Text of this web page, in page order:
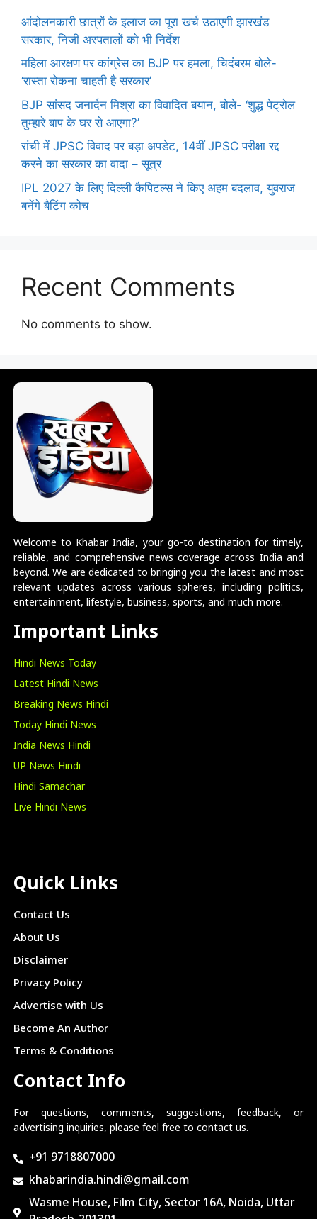
आंदोलनकारी छात्रों के इलाज का पूरा खर्च उठाएगी झारखंड
सरकार, निजी अस्पतालों को भी निर्देश
महिला आरक्षण पर कांग्रेस का BJP पर हमला, चिदंबरम बोले-
‘रास्ता रोकना चाहती है सरकार’
BJP सांसद जनार्दन मिश्रा का विवादित बयान, बोले- ‘शुद्ध पेट्रोल
तुम्हारे बाप के घर से आएगा?’
रांची में JPSC विवाद पर बड़ा अपडेट, 14वीं JPSC परीक्षा रद्द
करने का सरकार का वादा – सूत्र
IPL 2027 के लिए दिल्ली कैपिटल्स ने किए अहम बदलाव, युवराज
बनेंगे बैटिंग कोच
Recent Comments
No comments to show.
Welcome to Khabar India, your go-to destination for timely,
reliable, and comprehensive news coverage across India and
beyond. We are dedicated to bringing you the latest and most
relevant updates across various spheres, including politics,
entertainment, lifestyle, business, sports, and much more.
Important Links
Hindi News Today
Latest Hindi News
Breaking News Hindi
Today Hindi News
India News Hindi
UP News Hindi
Hindi Samachar
Live Hindi News
Quick Links
Contact Us
About Us
Disclaimer
Privacy Policy
Advertise with Us
Become An Author
Terms & Conditions
Contact Info
For questions, comments, suggestions, feedback, or
advertising inquiries, please feel free to contact us.
+91 9718807000
khabarindia.hindi@gmail.com
Wasme House, Film City, Sector 16A, Noida, Uttar